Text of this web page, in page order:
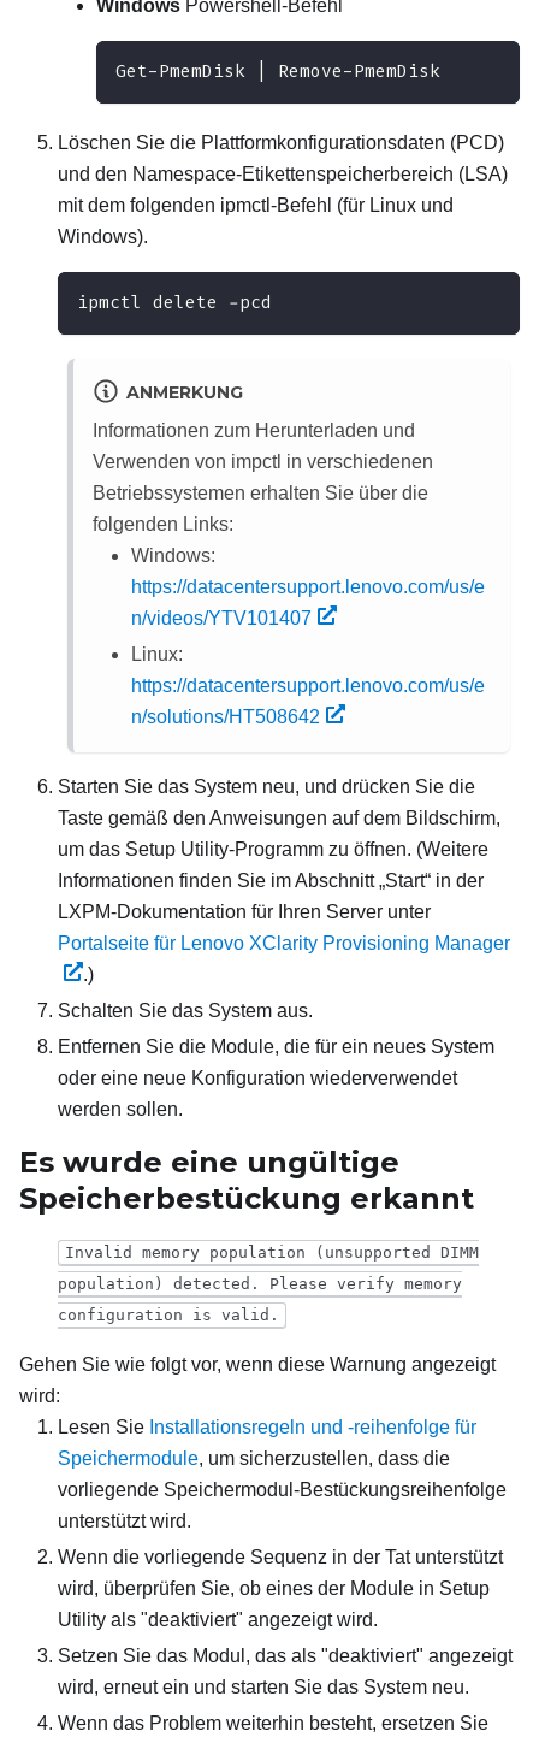
Windows Powershell-Befehl
Get-PmemDisk | Remove-PmemDisk
Löschen Sie die Plattformkonfigurationsdaten (PCD)
und den Namespace-Etikettenspeicherbereich (LSA)
mit dem folgenden ipmctl-Befehl (für Linux und
Windows).
ipmctl delete -pcd
ANMERKUNG
Informationen zum Herunterladen und
Verwenden von impctl in verschiedenen
Betriebssystemen erhalten Sie über die
folgenden Links:
Windows:
https://datacentersupport.lenovo.com/us/e
n/videos/YTV101407
Linux:
https://datacentersupport.lenovo.com/us/e
n/solutions/HT508642
Starten Sie das System neu, und drücken Sie die
Taste gemäß den Anweisungen auf dem Bildschirm,
um das Setup Utility-Programm zu öffnen. (Weitere
Informationen finden Sie im Abschnitt „Start“ in der
LXPM-Dokumentation für Ihren Server unter
Portalseite für Lenovo XClarity Provisioning Manager
.)
Schalten Sie das System aus.
Entfernen Sie die Module, die für ein neues System
oder eine neue Konfiguration wiederverwendet
werden sollen.
Es wurde eine ungültige
Speicherbestückung erkannt
Invalid memory population (unsupported DIMM
population) detected. Please verify memory
configuration is valid.
Gehen Sie wie folgt vor, wenn diese Warnung angezeigt
wird:
Lesen Sie Installationsregeln und ‑reihenfolge für
Speichermodule, um sicherzustellen, dass die
vorliegende Speichermodul-Bestückungsreihenfolge
unterstützt wird.
Wenn die vorliegende Sequenz in der Tat unterstützt
wird, überprüfen Sie, ob eines der Module in Setup
Utility als "deaktiviert" angezeigt wird.
Setzen Sie das Modul, das als "deaktiviert" angezeigt
wird, erneut ein und starten Sie das System neu.
Wenn das Problem weiterhin besteht, ersetzen Sie